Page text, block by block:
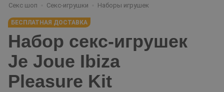
Секс шоп Секс-игрушки Наборы игрушек
БЕСПЛАТНАЯ ДОСТАВКА
Набор секс-игрушек
Je Joue Ibiza
Pleasure Kit